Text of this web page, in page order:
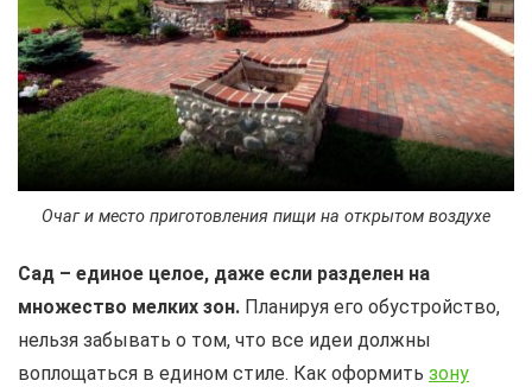
Очаг и место приготовления пищи на открытом воздухе
Сад – единое целое, даже если разделен на
множество мелких зон. Планируя его обустройство,
нельзя забывать о том, что все идеи должны
воплощаться в едином стиле. Как оформить зону